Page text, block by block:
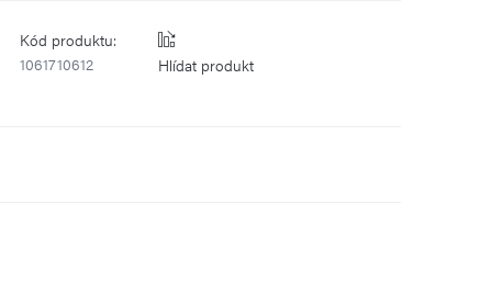
Kód produktu:
1061710612
Hlídat